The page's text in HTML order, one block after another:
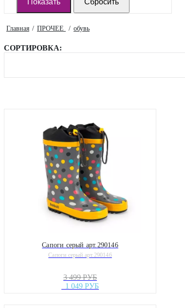
Главная ПРОЧЕЕ обувь
СОРТИРОВКА:
Сапоги серый арт.290146
Сапоги серый арт.290146
3 499 РУБ
1 049 РУБ